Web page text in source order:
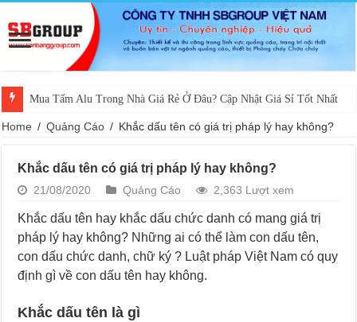
Mua Tấm Alu Trong Nhà Giá Rẻ Ở Đâu? Cập Nhật Giá Sỉ Tốt Nhất
Home / Quảng Cáo / Khắc dấu tên có giá trị pháp lý hay không?
Khắc dấu tên có giá trị pháp lý hay không?
21/08/2020 Quảng Cáo 2,363 Lượt xem
Khắc dấu tên hay khắc dấu chức danh có mang giá trị
pháp lý hay không? Những ai có thể làm con dấu tên,
con dấu chức danh, chữ ký ? Luật pháp Việt Nam có quy
định gì về con dấu tên hay không.
Khắc dấu tên là gì